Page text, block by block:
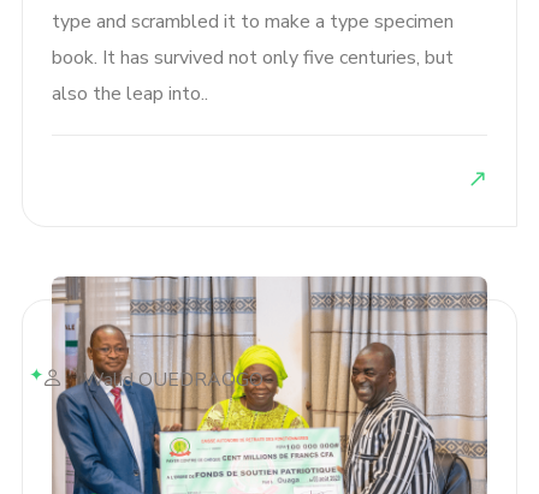
type and scrambled it to make a type specimen
book. It has survived not only five centuries, but
also the leap into..
Walid OUEDRAOGO